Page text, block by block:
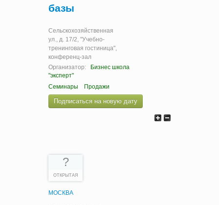
базы
Сельскохозяйственная
ул., д. 17/2, "Учебно-
тренинговая гостиница",
конференц-зал
Организатор:
Бизнес школа
"эксперт"
Семинары
Продажи
Подписаться на новую дату
?
ОТКРЫТАЯ
МОСКВА